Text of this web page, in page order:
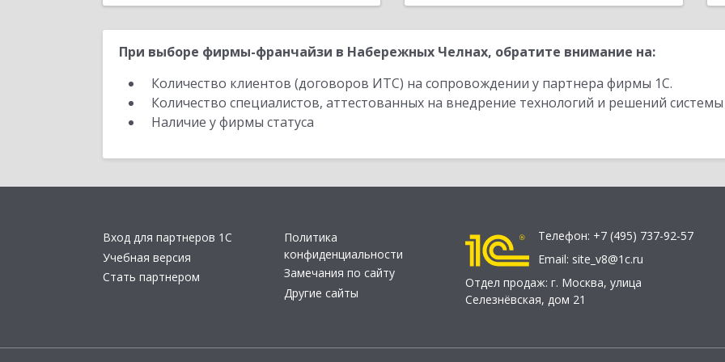
При выборе фирмы-франчайзи в Набережных Челнах, обратите внимание на:
Количество клиентов (договоров ИТС) на сопровождении у партнера фирмы 1С.
Количество специалистов, аттестованных на внедрение технологий и решений
Наличие у фирмы статуса
Вход для партнеров 1С
Учебная версия
Стать партнером
Политика
конфиденциальности
Замечания по сайту
Другие сайты
Телефон: +7 (495) 737-92-57
Email: site_v8@1c.ru
Отдел продаж: г. Москва, улица
Селезнёвская, дом 21